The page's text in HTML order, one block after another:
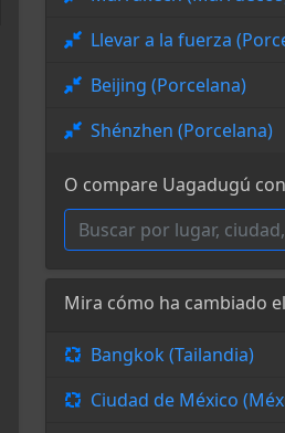
Llevar a la fuerza
Beijing (Porcelana)
Shénzhen (Porcelana)
O compare Uagadugú
Mira cómo ha cambiado
Bangkok (Tailandia)
Ciudad de México